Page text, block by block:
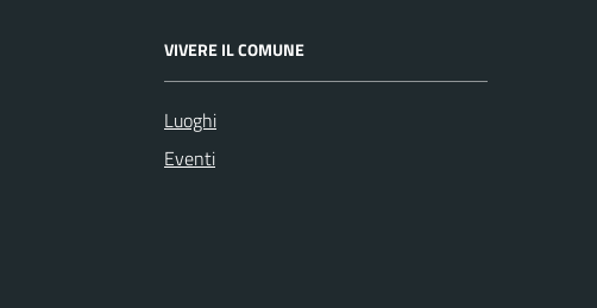
VIVERE IL COMUNE
Luoghi
Eventi